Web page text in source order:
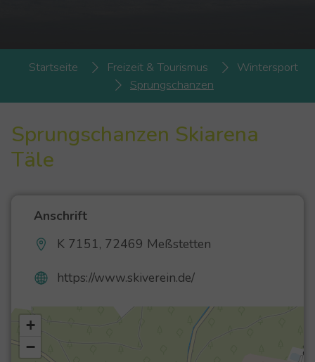
Startseite Freizeit & Tourismus
Wintersport
Sprungschanzen
Sprungschanzen Skiarena
Täle
Anschrift
K 7151, 72469 Meßstetten
https://www.skiverein.de/